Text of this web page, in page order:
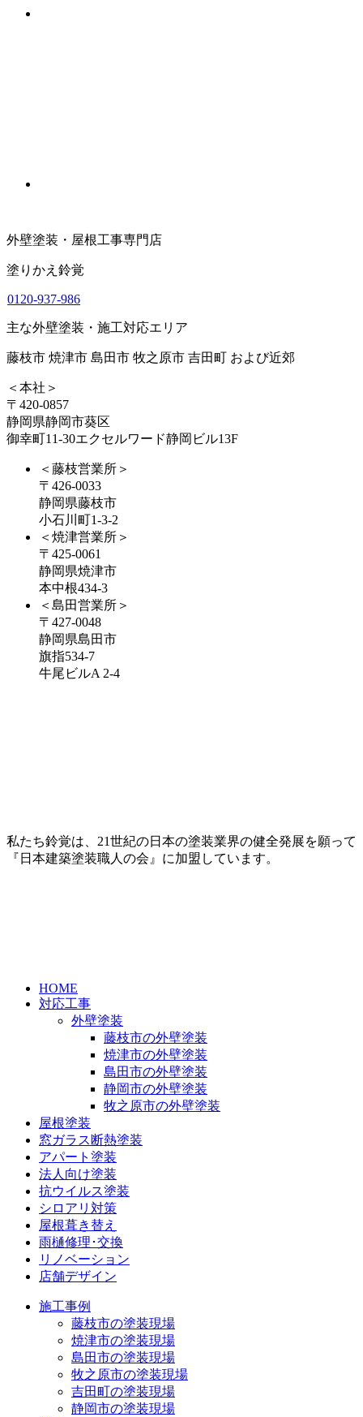
外壁塗装・屋根工事専門店
塗りかえ鈴覚
0120-937-986
主な外壁塗装・施工対応エリア
藤枝市 焼津市 島田市 牧之原市 吉田町 および近郊
＜本社＞
〒420-0857
静岡県静岡市葵区
御幸町11-30エクセルワード静岡ビル13F
＜藤枝営業所＞
〒426-0033
静岡県藤枝市
小石川町1-3-2
＜焼津営業所＞
〒425-0061
静岡県焼津市
本中根434-3
＜島田営業所＞
〒427-0048
静岡県島田市
旗指534-7
牛尾ビルA 2-4
私たち鈴覚は、21世紀の日本の塗装業界の健全発展を願って
『日本建築塗装職人の会』に加盟しています。
HOME
対応工事
外壁塗装
藤枝市の外壁塗装
焼津市の外壁塗装
島田市の外壁塗装
静岡市の外壁塗装
牧之原市の外壁塗装
屋根塗装
窓ガラス断熱塗装
アパート塗装
法人向け塗装
抗ウイルス塗装
シロアリ対策
屋根葺き替え
雨樋修理･交換
リノベーション
店舗デザイン
施工事例
藤枝市の塗装現場
焼津市の塗装現場
島田市の塗装現場
牧之原市の塗装現場
吉田町の塗装現場
静岡市の塗装現場